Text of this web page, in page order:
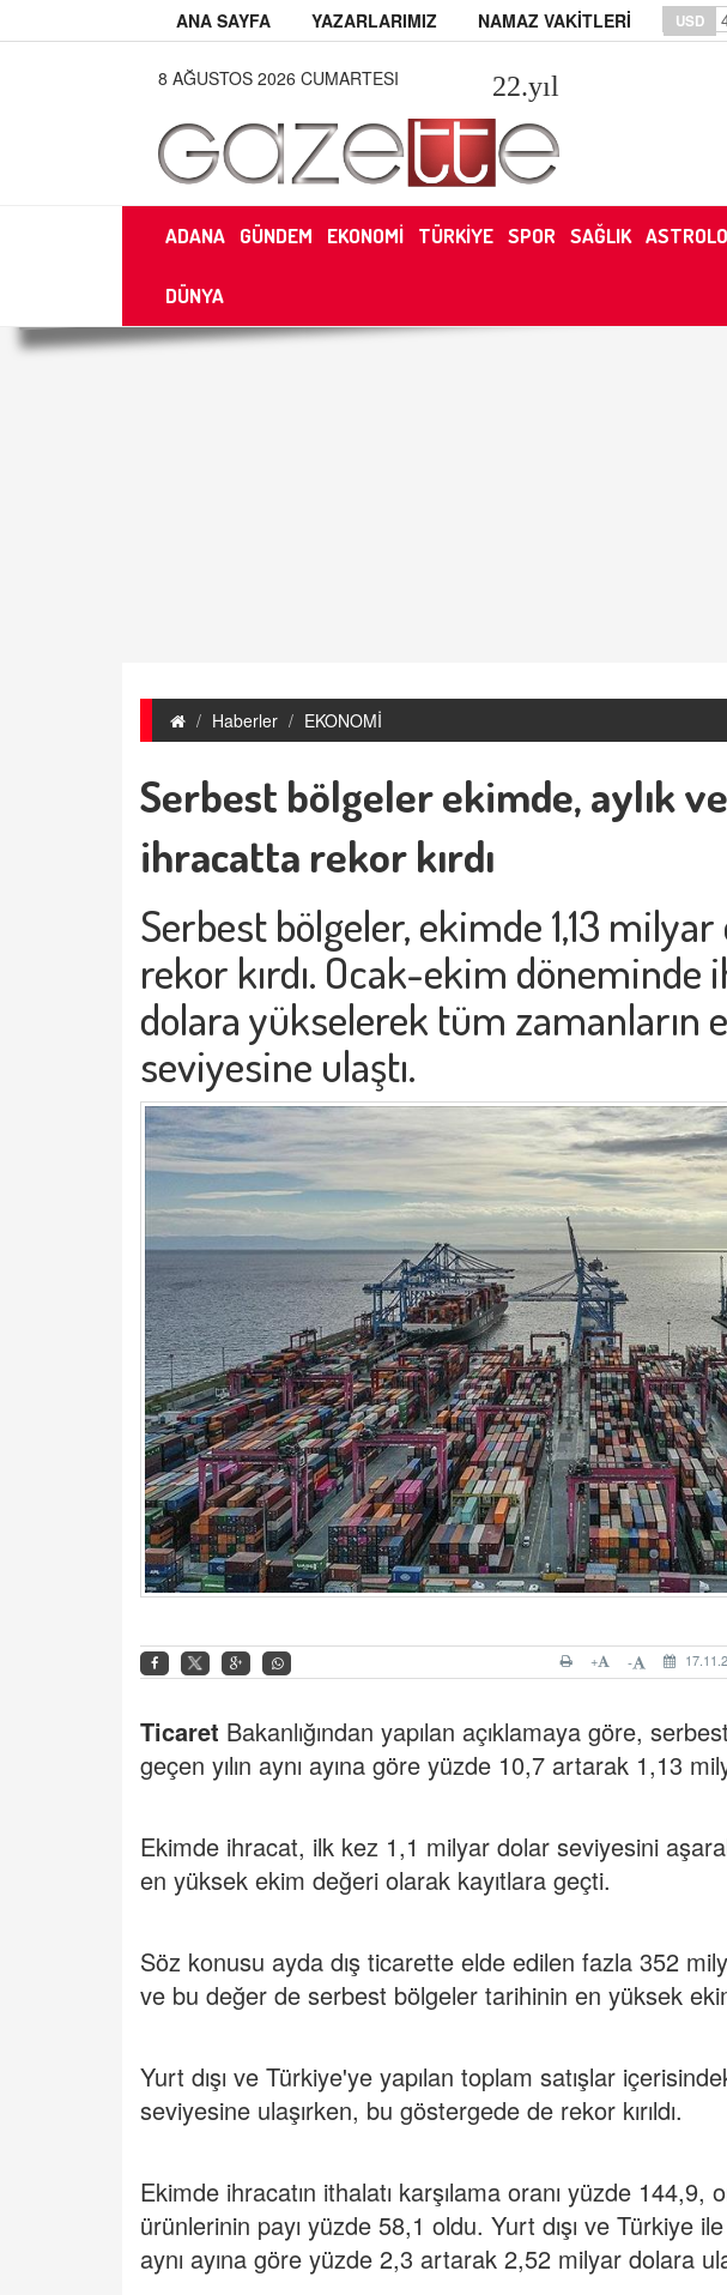
ANA SAYFA YAZARLARIMIZ NAMAZ VAKİTLERİ USD
8 AĞUSTOS 2026 CUMARTESI 22.yıl
ADANA GÜNDEM EKONOMİ TÜRKİYE SPOR SAĞLIK
DÜNYA
Haberler EKONOMİ
Serbest bölgeler ekimde, aylık
ihracatta rekor kırdı
Serbest bölgeler, ekimde 1,13
rekor kırdı. Ocak-ekim döneminde
dolara yükselerek tüm zamanların
seviyesine ulaştı.
-
+
Ticaret Bakanlığından yapılan açıklamaya göre,
geçen yılın aynı ayına göre yüzde 10,7 artarak 1,13
Ekimde ihracat, ilk kez 1,1 milyar dolar seviyesini
en yüksek ekim değeri olarak kayıtlara geçti.
Söz konusu ayda dış ticarette elde edilen fazla 352
ve bu değer de serbest bölgeler tarihinin en yüksek
Yurt dışı ve Türkiye'ye yapılan toplam satışlar
seviyesine ulaşırken, bu göstergede de rekor kırıldı.
Ekimde ihracatın ithalatı karşılama oranı yüzde
ürünlerinin payı yüzde 58,1 oldu. Yurt dışı ve Türkiye
aynı ayına göre yüzde 2,3 artarak 2,52 milyar dolara